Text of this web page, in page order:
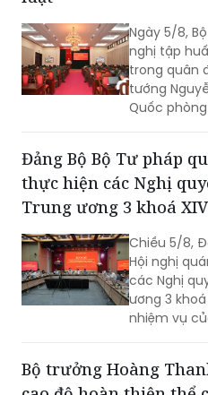
trong quân
tướng
Quốc
Đảng Bộ Bộ Tư pháp
Trung ương 3 khoá XIV
Chiều 5/8,
Hội nghị
các Nghị
ương 3
nhiệm vụ
Bộ trưởng Hoàng
các dự án luật